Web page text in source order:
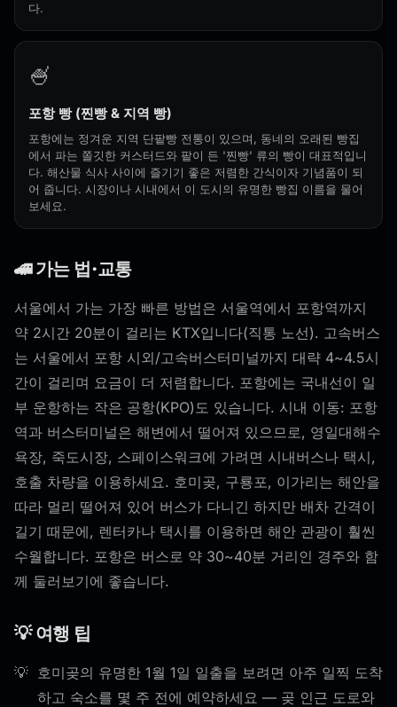
다.
🍧
포항 빵 (찐빵 & 지역 빵)
포항에는 정겨운 지역 단팥빵 전통이 있으며, 동네의 오래된 빵집
에서 파는 쫄깃한 커스터드와 팥이 든 '찐빵' 류의 빵이 대표적입니
다. 해산물 식사 사이에 즐기기 좋은 저렴한 간식이자 기념품이 되
어 줍니다. 시장이나 시내에서 이 도시의 유명한 빵집 이름을 물어
보세요.
🚄 가는 법·교통
서울에서 가는 가장 빠른 방법은 서울역에서 포항역까지
약 2시간 20분이 걸리는 KTX입니다(직통 노선). 고속버스
는 서울에서 포항 시외/고속버스터미널까지 대략 4~4.5시
간이 걸리며 요금이 더 저렴합니다. 포항에는 국내선이 일
부 운항하는 작은 공항(KPO)도 있습니다. 시내 이동: 포항
역과 버스터미널은 해변에서 떨어져 있으므로, 영일대해수
욕장, 죽도시장, 스페이스워크에 가려면 시내버스나 택시,
호출 차량을 이용하세요. 호미곶, 구룡포, 이가리는 해안을
따라 멀리 떨어져 있어 버스가 다니긴 하지만 배차 간격이
길기 때문에, 렌터카나 택시를 이용하면 해안 관광이 훨씬
수월합니다. 포항은 버스로 약 30~40분 거리인 경주와 함
께 둘러보기에 좋습니다.
💡 여행 팁
호미곶의 유명한 1월 1일 일출을 보려면 아주 일찍 도착
하고 숙소를 몇 주 전에 예약하세요 — 곶 인근 도로와